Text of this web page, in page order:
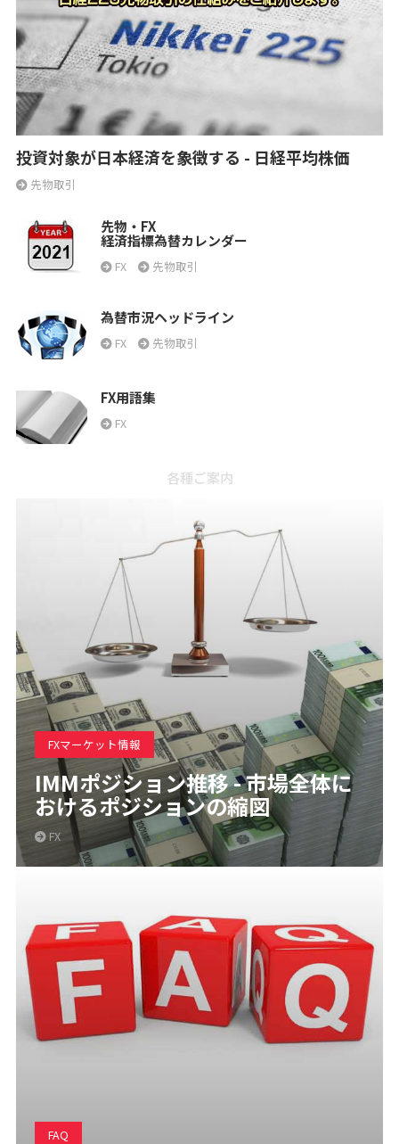
投資対象が日本経済を象徴する - 日経平均株価
先物取引
先物・FX
経済指標為替カレンダー
FX 先物取引
為替市況ヘッドライン
FX 先物取引
FX用語集
FX
各種ご案内
FXマーケット情報
IMMポジション推移 - 市場全体に
おけるポジションの縮図
FX
FAQ